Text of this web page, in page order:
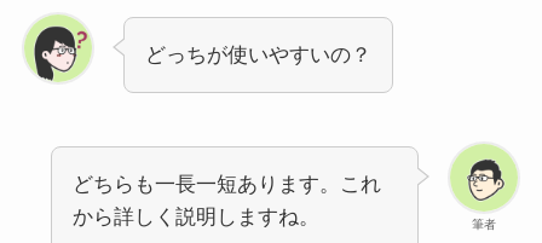
どっちが使いやすいの？
筆者
どちらも一長一短あります。これ
から詳しく説明しますね。